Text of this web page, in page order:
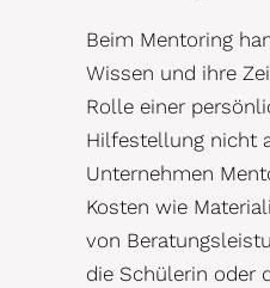
Beim Mentoring
Wissen und ihre
Rolle einer
Hilfestellung nicht
Unternehmen
Kosten wie
von
die Schülerin oder